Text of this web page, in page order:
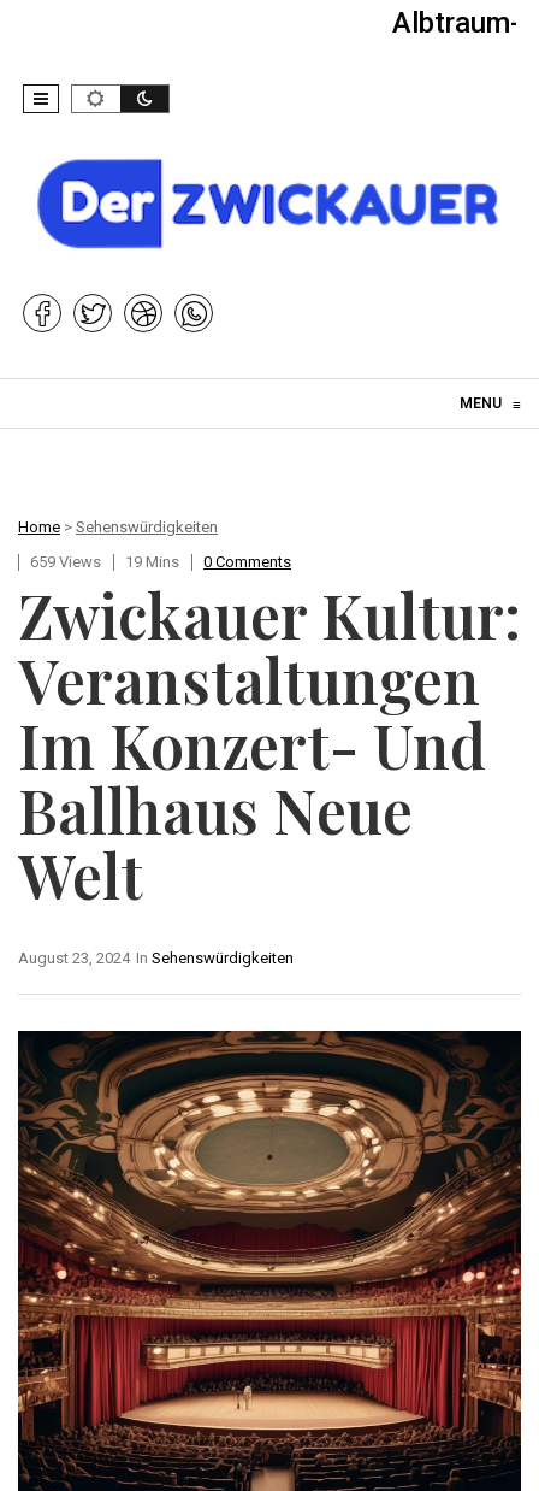
Albtraum-
MENU ≡
Home > Sehenswürdigkeiten
659 Views
19 Mins 0 Comments
Zwickauer Kultur:
Veranstaltungen
Im Konzert- Und
Ballhaus Neue
Welt
In Sehenswürdigkeiten
August 23, 2024